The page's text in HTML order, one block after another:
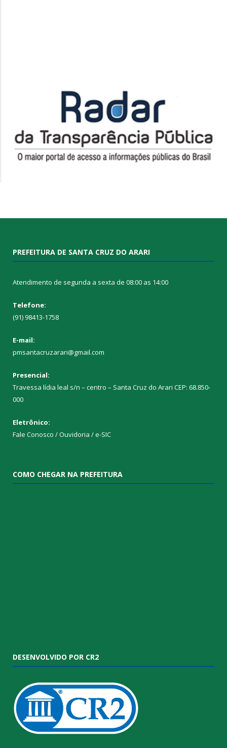
PREFEITURA DE SANTA CRUZ DO ARARI
Atendimento de segunda a sexta de 08:00 as 14:00
Telefone:
(91) 98413-1758
E-mail:
pmsantacruzarari@gmail.com
Presencial:
Travessa lídia leal s/n – centro – Santa Cruz do Arari CEP: 68.850-
000
Eletrônico:
Fale Conosco / Ouvidoria / e-SIC
COMO CHEGAR NA PREFEITURA
DESENVOLVIDO POR CR2